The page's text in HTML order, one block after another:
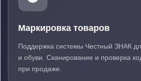
Маркировка товаров
Поддержка системы Честный ЗНАК
и обуви. Сканирование и проверка
при продаже.